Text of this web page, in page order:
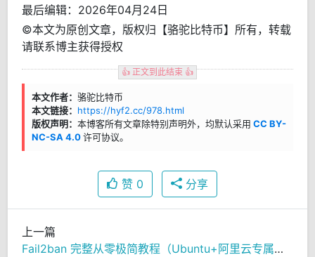
最后编辑：2026年04月24日
©本文为原创文章，版权归【骆驼比特币】所有，转载
请联系博主获得授权
👍 正文到此结束 👍
本文作者： 骆驼比特币
本文链接： https://hyf2.cc/978.html
版权声明： 本博客所有文章除特别声明外，均默认采用 CC BY-
NC-SA 4.0许可协议。
赞 0 分享
上一篇
Fail2ban 完整从零极简教程（Ubuntu+阿里云专属，一步到位）